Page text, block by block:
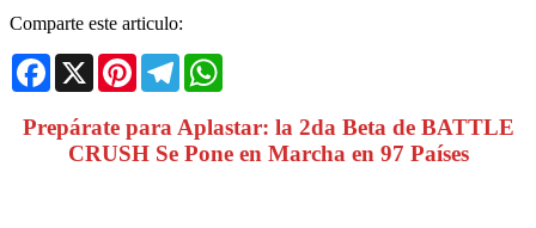
Comparte este articulo:
Facebook
X PinterestTelegram
Prepárate para Aplastar: la 2da Beta de BATTLE
CRUSH Se Pone en Marcha en 97 Países